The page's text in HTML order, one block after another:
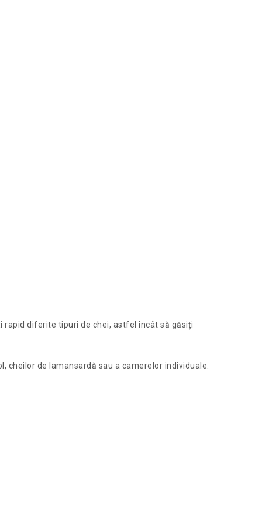
diferite tipuri de chei, astfel încât să găsiți
cheilor de lamansardă sau a camerelor individuale.